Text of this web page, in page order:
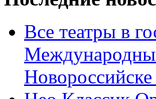
Все театры в
Новороссийске